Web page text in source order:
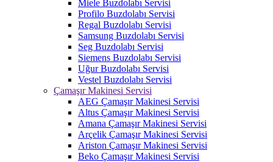
Miele Buzdolabı Servisi
Profilo Buzdolabı Servisi
Regal Buzdolabı Servisi
Samsung Buzdolabı Servisi
Seg Buzdolabı Servisi
Siemens Buzdolabı Servisi
Uğur Buzdolabı Servisi
Vestel Buzdolabı Servisi
Çamaşır Makinesi Servisi
AEG Çamaşır Makinesi Servisi
Altus Çamaşır Makinesi Servisi
Amana Çamaşır Makinesi Servisi
Arçelik Çamaşır Makinesi Servisi
Ariston Çamaşır Makinesi Servisi
Beko Çamaşır Makinesi Servisi